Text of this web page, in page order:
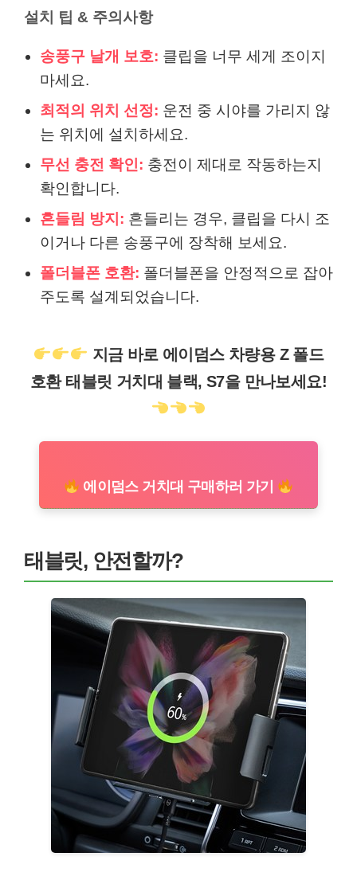
설치 팁 & 주의사항
송풍구 날개 보호: 클립을 너무 세게 조이지
마세요.
최적의 위치 선정: 운전 중 시야를 가리지 않
는 위치에 설치하세요.
무선 충전 확인: 충전이 제대로 작동하는지
확인합니다.
흔들림 방지: 흔들리는 경우, 클립을 다시 조
이거나 다른 송풍구에 장착해 보세요.
폴더블폰 호환: 폴더블폰을 안정적으로 잡아
주도록 설계되었습니다.
지금 바로 에이덤스 차량용 Z 폴드
호환 태블릿 거치대 블랙, S7을 만나보세요!
에이덤스 거치대 구매하러 가기
태블릿, 안전할까?